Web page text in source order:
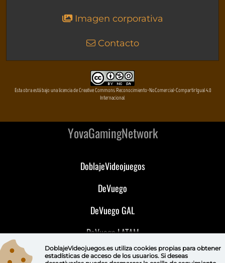
Imagen corporativa
Contacto
Esta obra está bajo una licencia de Creative Commons Reconocimiento-NoComercial-CompartirIgual 4.0
Internacional
YovaGamingNetwork
DoblajeVideojuegos
DeVuego
DeVuego GAL
DeVuego LATAM
DeVuego Portugal
DoblajeVideojuegos.es utiliza cookies propiaspara obtener
estadísticas de acceso de los usuarios. Si deseas